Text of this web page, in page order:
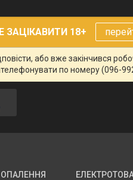
18+
або вже закінчився
по номеру (096-
ОПАЛЕННЯ